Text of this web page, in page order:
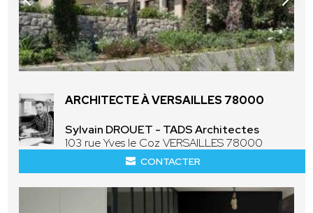
ARCHITECTE À VERSAILLES 78000
Sylvain DROUET - TADS Architectes
103 rue Yves le Coz VERSAILLES 78000
CONTACTER